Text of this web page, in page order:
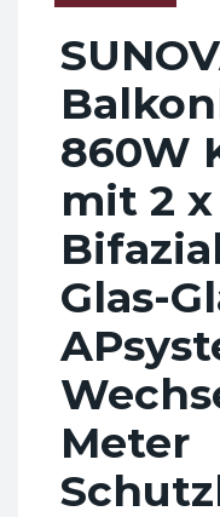
860W
mit 2
Glas-
Meter